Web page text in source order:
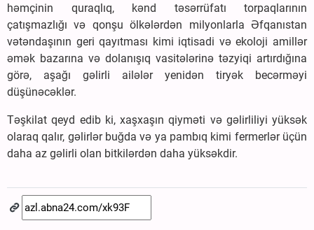
həmçinin quraqlıq, kənd təsərrüfatı torpaqlarının
çatışmazlığı və qonşu ölkələrdən milyonlarla Əfqanıstan
vətəndaşının geri qayıtması kimi iqtisadi və ekoloji amillər
əmək bazarına və dolanışıq vasitələrinə təzyiqi artırdığına
görə, aşağı gəlirli ailələr yenidən tiryək becərməyi
düşünəcəklər.
Təşkilat qeyd edib ki, xaşxaşın qiyməti və gəlirliliyi yüksək
olaraq qalır, gəlirlər buğda və ya pambıq kimi fermerlər üçün
daha az gəlirli olan bitkilərdən daha yüksəkdir.